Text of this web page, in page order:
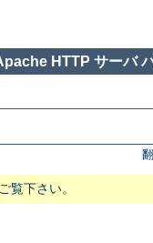
HTTP サーバ
覧下さい。